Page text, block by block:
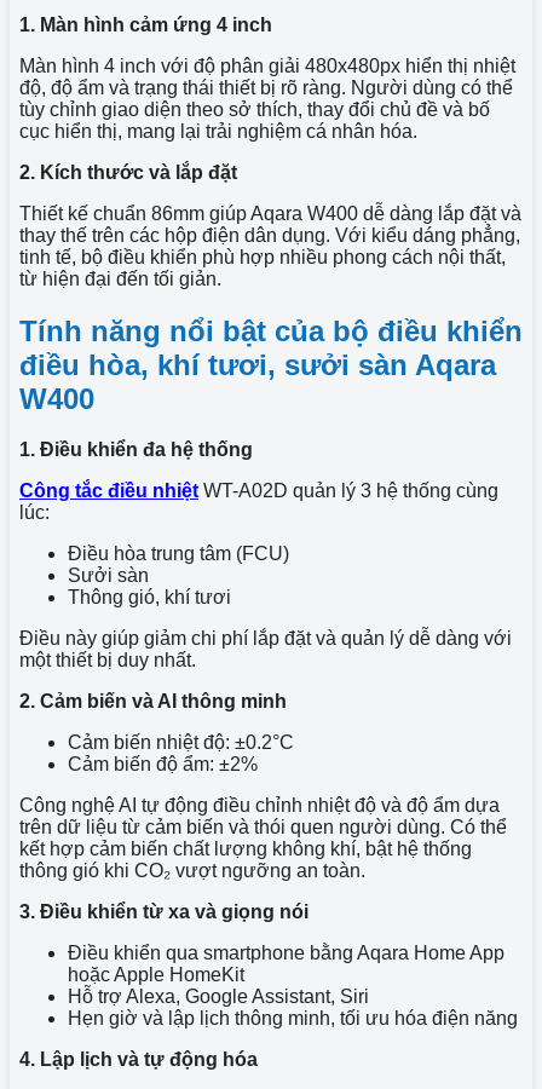
1. Màn hình cảm ứng 4 inch
Màn hình 4 inch với độ phân giải 480x480px hiển thị nhiệt
độ, độ ẩm và trạng thái thiết bị rõ ràng. Người dùng có thể
tùy chỉnh giao diện theo sở thích, thay đổi chủ đề và bố
cục hiển thị, mang lại trải nghiệm cá nhân hóa.
2. Kích thước và lắp đặt
Thiết kế chuẩn 86mm giúp Aqara W400 dễ dàng lắp đặt và
thay thế trên các hộp điện dân dụng. Với kiểu dáng phẳng,
tinh tế, bộ điều khiển phù hợp nhiều phong cách nội thất,
từ hiện đại đến tối giản.
Tính năng nổi bật của bộ điều khiển
điều hòa, khí tươi, sưởi sàn Aqara
W400
1. Điều khiển đa hệ thống
Công tắc điều nhiệtWT-A02D quản lý 3 hệ thống cùng
lúc:
Điều hòa trung tâm (FCU)
Sưởi sàn
Thông gió, khí tươi
Điều này giúp giảm chi phí lắp đặt và quản lý dễ dàng với
một thiết bị duy nhất.
2. Cảm biến và AI thông minh
Cảm biến nhiệt độ: ±0.2°C
Cảm biến độ ẩm: ±2%
Công nghệ AI tự động điều chỉnh nhiệt độ và độ ẩm dựa
trên dữ liệu từ cảm biến và thói quen người dùng. Có thể
kết hợp cảm biến chất lượng không khí, bật hệ thống
thông gió khi CO₂ vượt ngưỡng an toàn.
3. Điều khiển từ xa và giọng nói
Điều khiển qua smartphone bằng Aqara Home App
hoặc Apple HomeKit
Hỗ trợ Alexa, Google Assistant, Siri
Hẹn giờ và lập lịch thông minh, tối ưu hóa điện năng
4. Lập lịch và tự động hóa